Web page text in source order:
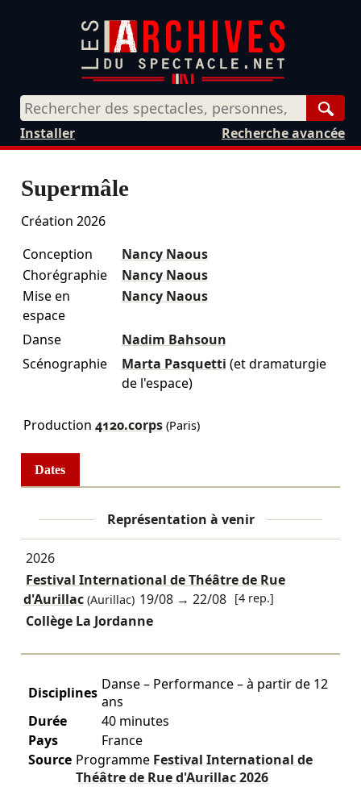
Recherche avancée
Installer
Supermâle
Création 2026
Conception
Nancy Naous
Chorégraphie
Nancy Naous
Mise en
espace
Nancy Naous
Danse
Nadim Bahsoun
Scénographie
Marta Pasquetti (et dramaturgie
de l'espace)
Production 4120.corps(Paris)
Dates
Représentation à venir
2026
Festival International de Théâtre de Rue
d'Aurillac(Aurillac) 19/08 →22/08 [4 rep.]
Collège La Jordanne
Disciplines Danse – Performance – à partir de 12
ans
Durée
40 minutes
Pays
France
Source Programme Festival International de
Théâtre de Rue d'Aurillac2026